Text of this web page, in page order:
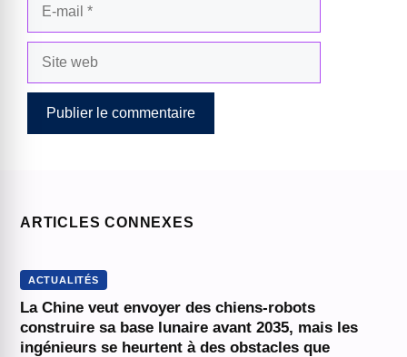
ARTICLES CONNEXES
ACTUALITÉS
La Chine veut envoyer des chiens-robots
construire sa base lunaire avant 2035, mais les
ingénieurs se heurtent à des obstacles que